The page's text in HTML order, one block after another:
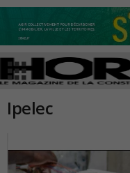
Ipelec